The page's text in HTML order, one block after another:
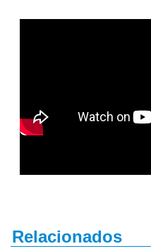
Relacionados